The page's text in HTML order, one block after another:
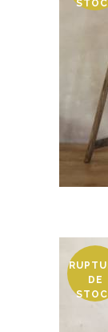
DE